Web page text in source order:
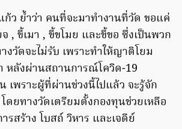
ก้ว ย้ำว่า คนที่จะมาทำงานที่วัด ขอแค่
, ขี้เมา , ขี้ขโมย และขี้ขอ ซึ่งเป็นพวก
วัดจะไม่รับ เพราะทำให้ญาติโยม
หลังผ่านสถานการณ์โควิด-19
เพราะผู้ที่ผ่านช่วงนี้ไปแล้ว จะรู้จัก
ดยทางวัดเตรียมตั้งกองทุนช่วยเหลือ
สร้าง โบสถ์ วิหาร และเจดีย์